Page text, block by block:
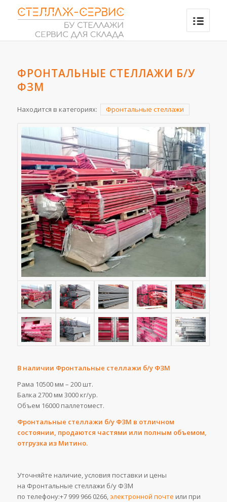
ФРОНТАЛЬНЫЕ СТЕЛЛАЖИ Б/У
ФЗМ
Находится в категориях: Фронтальные стеллажи
В наличии Фронтальные стеллажи б/у ФЗМ
Рама 10500 мм – 200 шт.
Балка 2700 мм 3000 кг/ур.
Объем 16000 паллетомест.
Фронтальные стеллажи б/у ФЗМ в отличном
состоянии, продаются частями или полным объемом,
отгрузка из Митино.
Уточняйте наличие, условия поставки и цены
на Фронтальные стеллажи б/у ФЗМ
по телефону:+7 999 966 0266, электронной почте или при